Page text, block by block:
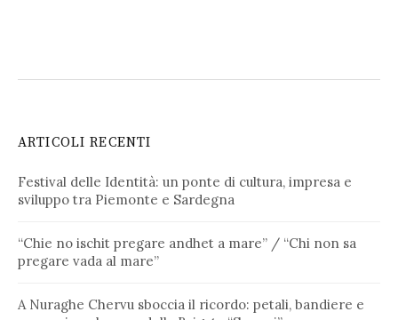
ARTICOLI RECENTI
Festival delle Identità: un ponte di cultura, impresa e
sviluppo tra Piemonte e Sardegna
“Chie no ischit pregare andhet a mare” / “Chi non sa
pregare vada al mare”
A Nuraghe Chervu sboccia il ricordo: petali, bandiere e